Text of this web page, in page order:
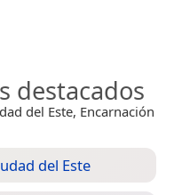
destacados
del Este, Encarnación
del Este